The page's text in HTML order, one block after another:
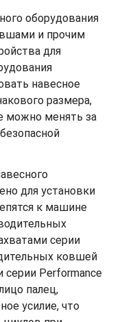
оборудования
и прочим
для
навесное
размера,
можно менять за
для установки
к машине
серии
ковшей
серии Performance
палец,
усилие, что